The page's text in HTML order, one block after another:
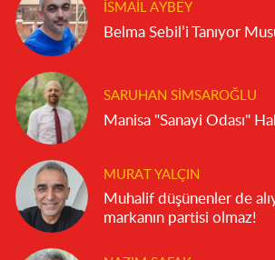
İSMAIL AYBEY
Belma Sebil’i Tanıyor
SARUHAN SIMSAROĞLU
Manisa "Sanayi Odası"
MURAT YALÇIN
Muhalif düşünenler de
markanın partisi olmaz!